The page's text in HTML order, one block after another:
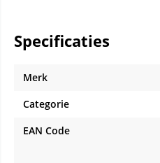
Specificaties
Merk
Categorie
EAN Code